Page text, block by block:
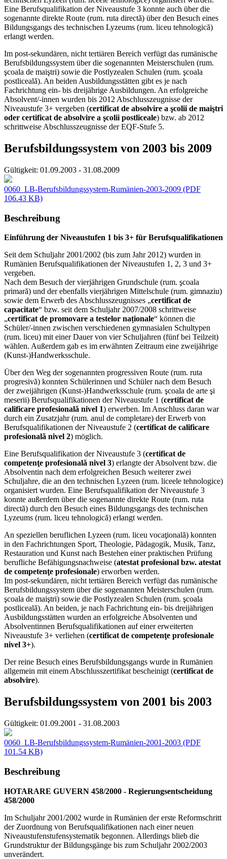
Eine Berufsqualifikation der Niveaustufe 3 konnte auch über die
sogenannte direkte Route (rum. ruta directă) über den Besuch eines
Bildungsgangs des technischen Lyzeums (rum. liceu tehnologică)
erlangt werden.
Im post-sekundären, nicht tertiären Bereich verfügt das rumänische
Berufsbildungssystem über die sogenannten Meisterschulen (rum.
şcoala de maiştri) sowie die Postlyzealen Schulen (rum. şcoala
postliceală). An beiden Ausbildungsstätten gibt es je nach
Fachrichtung ein- bis dreijährige Ausbildungen. An erfolgreiche
Absolvent/-innen wurden bis 2012 Abschlusszeugnisse der
Niveaustufe 3+ vergeben (certificat de absolvire a şcolii de maiştri
oder certificat de absolvire a şcolii postliceale) bzw. ab 2012
schrittweise Abschlusszeugnisse der EQF-Stufe 5.
Berufsbildungssystem von 2003 bis 2009
Gültigkeit: 01.09.2003 - 31.08.2009
0060_LB-Berufsbildungssystem-Rumänien-2003-2009 (PDF
106.43 KB)
Beschreibung
Einführung der Niveaustufen 1 bis 3+ für Berufsqualifikationen
Seit dem Schuljahr 2001/2002 (bis zum Jahr 2012) wurden in
Rumänien Berufsqualifikationen der Niveaustufen 1, 2, 3 und 3+
vergeben.
Nach dem Besuch der vierjährigen Grundschule (rum. şcoala
primară) und der ebenfalls vierjährigen Mittelschule (rum. gimnaziu)
sowie dem Erwerb des Abschlusszeugnisses „certificat de
capacitate“ bzw. seit dem Schuljahr 2007/2008 schrittweise
„certificat de promovare a testelor naționale“ können die
Schüler/-innen zwischen verschiedenen gymnasialen Schultypen
(rum. liceu) mit einer Dauer von vier Schuljahren (fünf bei Teilzeit)
wählen. Außerdem gab es im erwähnten Zeitraum eine zweijährige
(Kunst-)Handwerksschule.
Über den Weg der sogenannten progressiven Route (rum. ruta
progresivă) konnten Schülerinnen und Schüler nach dem Besuch
der zweijährigen (Kunst-)Handwerksschule (rum. şcoala de arte şi
meserii) Berufsqualifikationen der Niveaustufe 1 (certificat de
calificare profesională nivel 1) erwerben. Im Anschluss daran war
durch ein Zusatzjahr (rum. anul de completare) der Erwerb von
Berufsqualifikationen der Niveaustufe 2 (certificat de calificare
profesională nivel 2) möglich.
Eine Berufsqualifikation der Niveaustufe 3 (certificat de
competenţe profesională nivel 3) erlangte der Absolvent bzw. die
Absolventin nach dem erfolgreichen Besuch weiterer zwei
Schuljahre, die an den technischen Lyzeen (rum. liceele tehnologice)
organisiert wurden. Eine Berufsqualifikation der Niveaustufe 3
konnte außerdem über die sogenannte direkte Route (rum. ruta
directă) durch den Besuch eines Bildungsgangs des technischen
Lyzeums (rum. liceu tehnologică) erlangt werden.
An speziellen beruflichen Lyzeen (rum. liceu vocaţională) konnten
in den Fachrichtungen Sport, Theologie, Pädagogik, Musik, Tanz,
Restauration und Kunst nach Bestehen einer praktischen Prüfung
berufliche Befähigungsnachweise (atestat profesional bzw. atestat
de competenţe profesionale) erworben werden.
Im post-sekundären, nicht tertiären Bereich verfügt das rumänische
Berufsbildungssystem über die sogenannten Meisterschulen (rum.
şcoala de maiştri) sowie die Postlyzealen Schulen (rum. şcoala
postliceală). An beiden, je nach Fachrichtung ein- bis dreijährigen
Ausbildungsstätten wurden an erfolgreiche Absolventen und
Absolventinnen Berufsqualifikationen auf einer erweiterten
Niveaustufe 3+ verliehen (certificat de competenţe profesionale
nivel 3+).
Der reine Besuch eines Berufsbildungsgangs wurde in Rumänien
allgemein mit einem Abschlusszertifikat bescheinigt (certificat de
absolvire).
Berufsbildungssystem von 2001 bis 2003
Gültigkeit: 01.09.2001 - 31.08.2003
0060_LB-Berufsbildungssystem-Rumänien-2001-2003 (PDF
101.54 KB)
Beschreibung
HOTARARE GUVERN 458/2000 - Regierungsentscheidung
458/2000
Im Schuljahr 2001/2002 wurde in Rumänien der erste Reformschritt
der Zuordnung von Berufsqualifikationen nach einer neuen
Niveaustufenstufensystematik begonnen. Allerdings blieb die
Grundstruktur der Bildungsgänge bis zum Schuljahr 2002/2003
unverändert.